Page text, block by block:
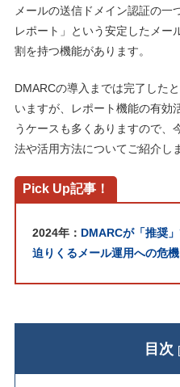
メールの送信ドメイン認証の一
レポート」という安定したメー
割を持つ機能があります。
DMARCの導入までは完了した
いますが、レポート機能の有効
うケースも多くありますので、
法や活用方法についてご紹介し
Pick Up記事！
2024年： DMARCが「推奨
迫りくるメール運用への危機
目次 [